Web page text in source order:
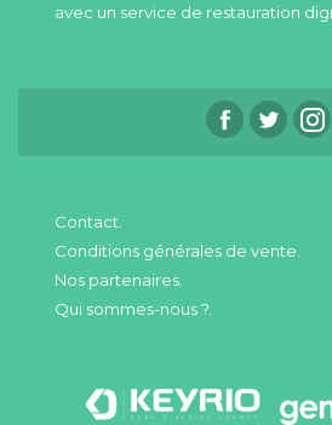
avec un service de restauration
Contact.
Conditions générales de vente.
Nos partenaires.
Qui sommes-nous ?.